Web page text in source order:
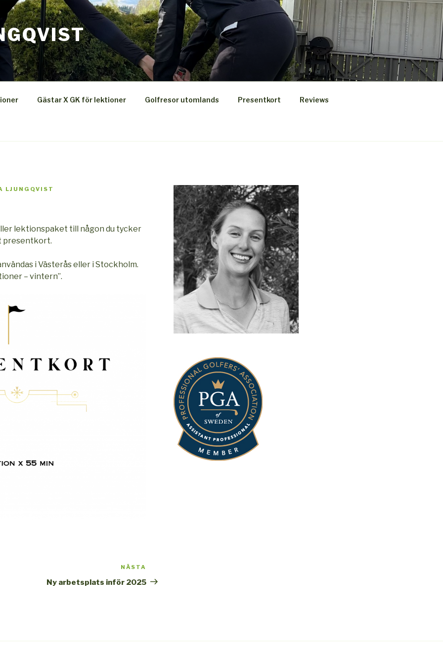
Gästar X GK för lektioner Golfresor utomlands Presentkort Reviews
LJUNGQVIST
lektionspaket till någon du tycker
presentkort.
i Västerås eller i Stockholm.
– vintern”.
inlägg
NÄSTA
Ny arbetsplats inför 2025